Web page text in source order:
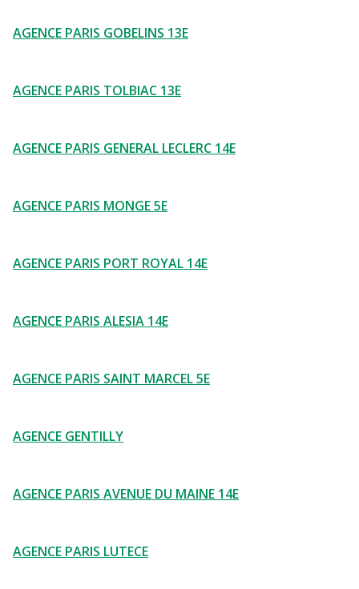
AGENCE PARIS GOBELINS 13E
AGENCE PARIS TOLBIAC 13E
AGENCE PARIS GENERAL LECLERC 14E
AGENCE PARIS MONGE 5E
AGENCE PARIS PORT ROYAL 14E
AGENCE PARIS ALESIA 14E
AGENCE PARIS SAINT MARCEL 5E
AGENCE GENTILLY
AGENCE PARIS AVENUE DU MAINE 14E
AGENCE PARIS LUTECE